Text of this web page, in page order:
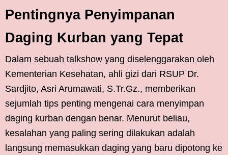
Pentingnya Penyimpanan
Daging Kurban yang Tepat
Dalam sebuah talkshow yang diselenggarakan oleh
Kementerian Kesehatan, ahli gizi dari RSUP Dr.
Sardjito, Asri Arumawati, S.Tr.Gz., memberikan
sejumlah tips penting mengenai cara menyimpan
daging kurban dengan benar. Menurut beliau,
kesalahan yang paling sering dilakukan adalah
langsung memasukkan daging yang baru dipotong ke